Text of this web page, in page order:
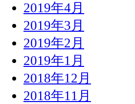
2019年4月
2019年3月
2019年2月
2019年1月
2018年12月
2018年11月